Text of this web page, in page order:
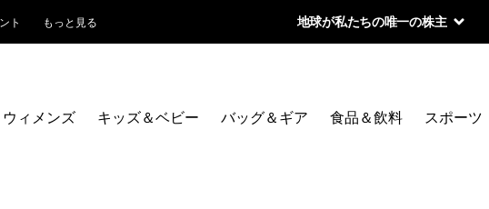
ト もっと見る 地球が私たちの唯一の株主
ウィメンズ キッズ＆ベビー バッグ＆ギア 食品＆飲料 スポーツ